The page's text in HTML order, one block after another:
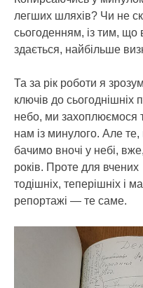
легших шляхів? Чи не
сьогоденням, із тим, що
здається, найбільше
Та за рік роботи я
ключів до сьогоднішніх
небо, ми захоплюємося
нам із минулого. Але
бачимо вночі у небі,
років. Проте для
тодішніх, теперішніх і
репортажі — те саме.